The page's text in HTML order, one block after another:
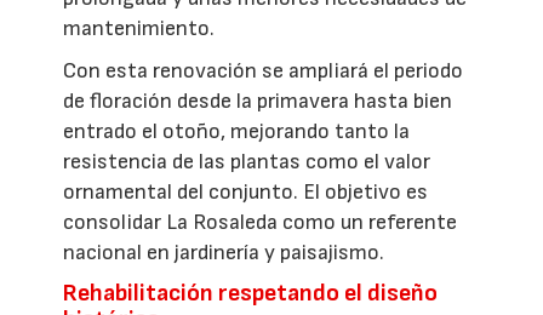
mantenimiento.
Con esta renovación se ampliará el periodo
de floración desde la primavera hasta bien
entrado el otoño, mejorando tanto la
resistencia de las plantas como el valor
ornamental del conjunto. El objetivo es
consolidar La Rosaleda como un referente
nacional en jardinería y paisajismo.
Rehabilitación respetando el diseño